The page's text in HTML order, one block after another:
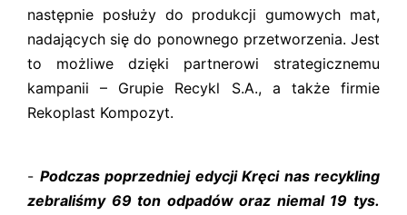
następnie posłuży do produkcji gumowych mat,
nadających się do ponownego przetworzenia. Jest
to możliwe dzięki partnerowi strategicznemu
kampanii – Grupie Recykl S.A., a także firmie
Rekoplast Kompozyt.
- Podczas poprzedniej edycji Kręci nas recykling
zebraliśmy 69 ton odpadów oraz niemal 19 tys.